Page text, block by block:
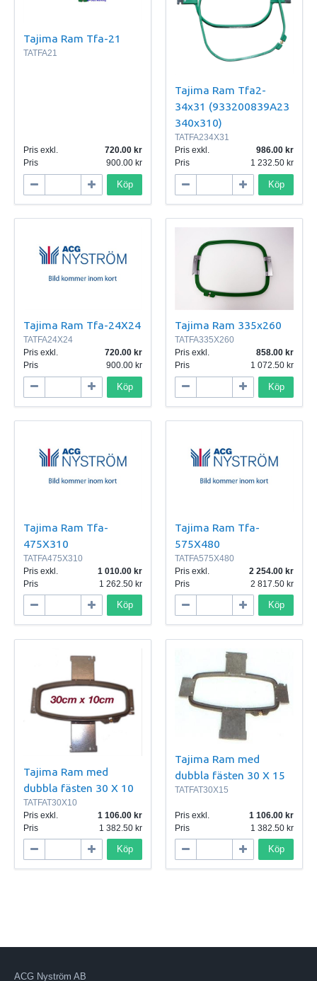
Tajima Ram Tfa-21
TATFA21
Pris exkl.
720.00
Pris
900.00
Köp
Tajima Ram Tfa2-
34x31 (933200839A23
340x310)
TATFA234X31
Pris exkl.
986.00
Pris
1 232.50
Köp
Tajima Ram Tfa-24X24
TATFA24X24
Pris exkl.
720.00
Pris
900.00
Köp
Tajima Ram 335x260
TATFA335X260
Pris exkl.
858.00
Pris
1 072.50
Köp
Tajima Ram Tfa-
475X310
TATFA475X310
Pris exkl.
1 010.00
Pris
1 262.50
Köp
Tajima Ram Tfa-
575X480
TATFA575X480
Pris exkl.
2 254.00
Pris
2 817.50
Köp
Tajima Ram med
dubbla fästen 30 X 10
TATFAT30X10
Pris exkl.
1 106.00
Pris
1 382.50
Köp
Tajima Ram med
dubbla fästen 30 X 15
TATFAT30X15
Pris exkl.
1 106.00
Pris
1 382.50
Köp
ACG Nyström AB